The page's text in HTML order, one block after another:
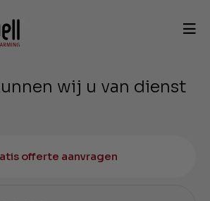
wij u van dienst
offerte aanvragen